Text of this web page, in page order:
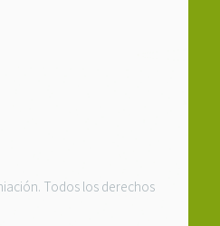
Todos los derechos